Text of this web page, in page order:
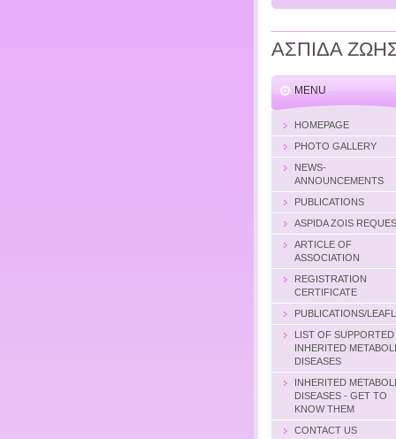
ΑΣΠΙΔΑ
MENU
HOMEPAGE
PHOTO GALLERY
NEWS-
ANNOUNCEMENTS
PUBLICATIONS
ASPIDA ZOIS
ARTICLE OF
ASSOCIATION
REGISTRATION
CERTIFICATE
PUBLICATIONS/
LIST OF SUPPORTED
INHERITED
DISEASES
INHERITED
DISEASES - GET TO
KNOW THEM
CONTACT US